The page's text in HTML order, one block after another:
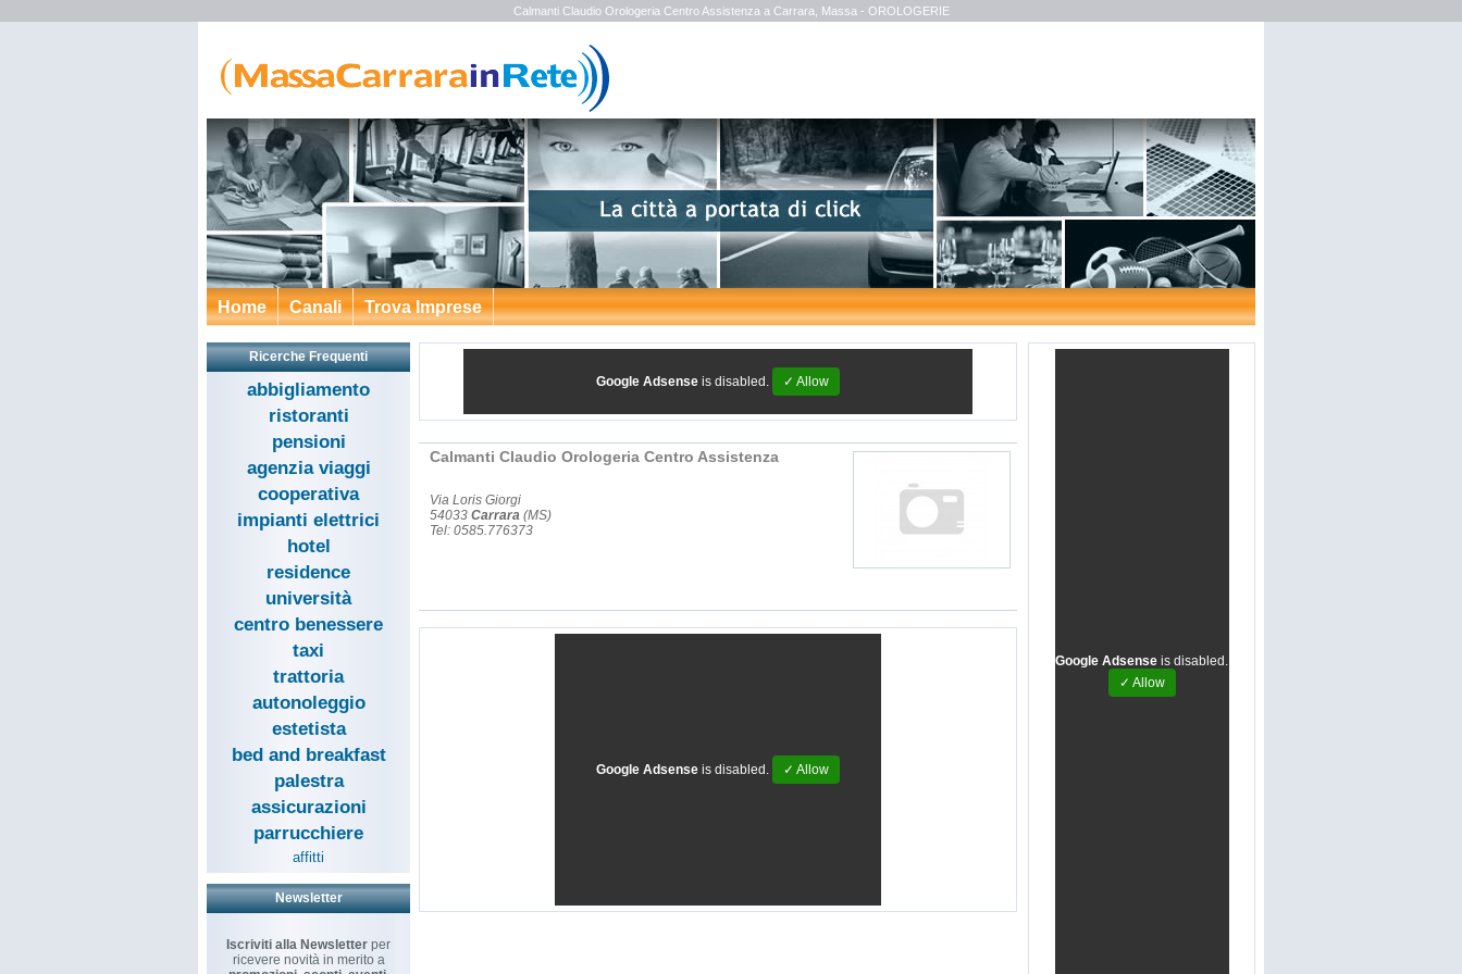
Calmanti Claudio Orologeria Centro Assistenza a Carrara, Massa - OROLOGERIE
Home Canali Trova Imprese
Ricerche Frequenti
abbigliamento
ristoranti
pensioni
agenzia viaggi
cooperativa
impianti elettrici
hotel
residence
università
centro benessere
taxi
trattoria
autonoleggio
estetista
bed and breakfast
palestra
assicurazioni
parrucchiere
affitti
Newsletter
Iscriviti alla Newsletter per
ricevere novità in merito a
Google Adsense is disabled. ✓ Allow
Calmanti Claudio Orologeria Centro Assistenza
Via Loris Giorgi
54033 Carrara (MS)
Tel: 0585.776373
Google Adsense is disabled. ✓ Allow
Google Adsense is disabled.
✓ Allow